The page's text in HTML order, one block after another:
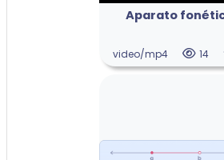
Aparato
video/mp4 14